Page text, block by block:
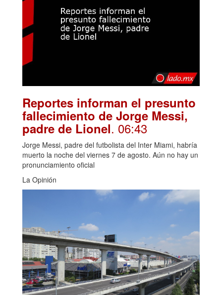
Reportes informan el presunto
fallecimiento de Jorge Messi,
padre de Lionel. 06:43
Jorge Messi, padre del futbolista del Inter Miami, habría
muerto la noche del viernes 7 de agosto. Aún no hay un
pronunciamiento oficial
La Opinión